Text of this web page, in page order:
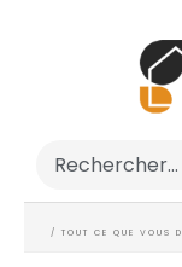
/ TOUT CE QUE VOUS